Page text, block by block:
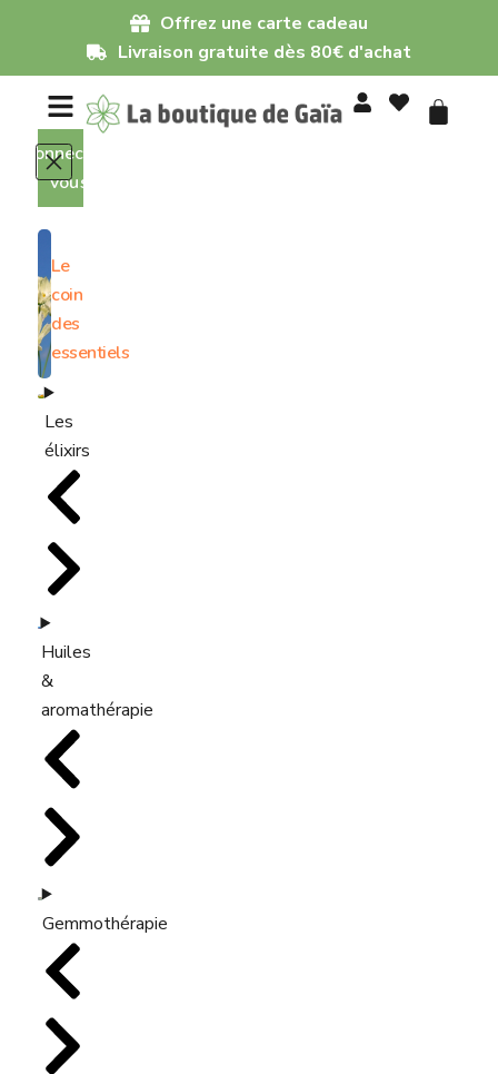
Offrez une carte cadeau
Livraison gratuite dès 80€ d'achat
Connectez-
vous
Le
coin
des
essentiels
Les
élixirs
Huiles
&
aromathérapie
Gemmothérapie